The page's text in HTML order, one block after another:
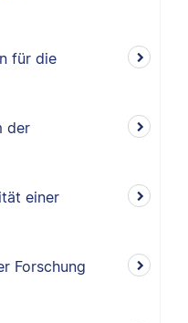
für die
der
einer
Forschung